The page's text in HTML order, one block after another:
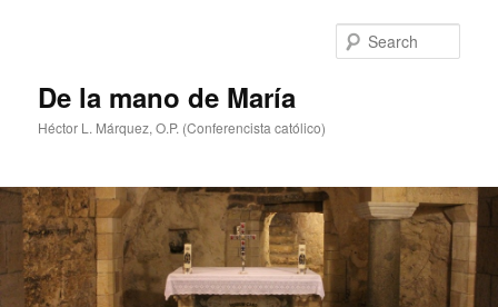
De la mano de María
Héctor L. Márquez, O.P. (Conferencista católico)